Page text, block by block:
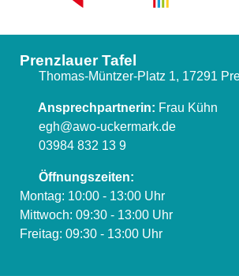
Prenzlauer Tafel
Thomas-Müntzer-Platz 1, 17291
Ansprechpartnerin: Frau Kühn
egh@awo-uckermark.de
03984 832 13 9
Öffnungszeiten:
Montag: 10:00 - 13:00 Uhr
Mittwoch: 09:30 - 13:00 Uhr
Freitag: 09:30 - 13:00 Uhr